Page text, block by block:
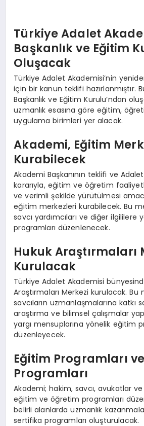
Türkiye Adalet
Başkanlık ve Eğitim
Oluşacak
Türkiye Adalet Akademisi’nin
için bir kanun teklifi hazırlanmıştır.
Başkanlık ve Eğitim Kurulu’ndan
uzmanlık esasına göre eğitim,
uygulama birimleri yer alacak.
Akademi, Eğitim
Kurabilecek
Akademi Başkanının teklifi ve Adalet
kararıyla, eğitim ve öğretim
ve verimli şekilde yürütülmesi
eğitim merkezleri kurabilecek. Bu
savcı yardımcıları ve diğer ilgililere
programları düzenlenecek.
Hukuk Araştırmaları
Kurulacak
Türkiye Adalet Akademisi
Araştırmaları Merkezi kurulacak.
savcıların uzmanlaşmalarına katkı
araştırma ve bilimsel çalışmalar
yargı mensuplarına yönelik eğitim
düzenleyecek.
Eğitim Programları
Programları
Akademi; hakim, savcı, avukatlar
eğitim ve öğretim programları
belirli alanlarda uzmanlık
sertifika programları oluşturulacak.